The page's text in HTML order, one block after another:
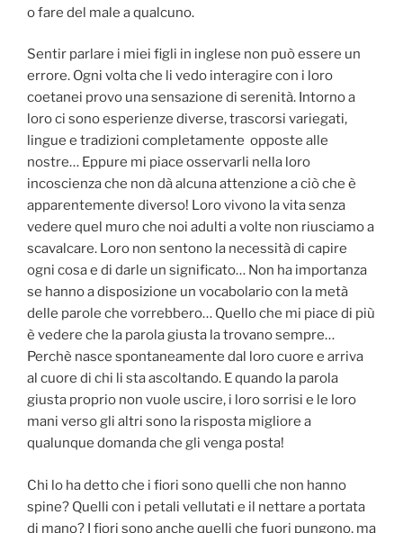
o fare del male a qualcuno.
Sentir parlare i miei figli in inglese non può essere un
errore. Ogni volta che li vedo interagire con i loro
coetanei provo una sensazione di serenità. Intorno a
loro ci sono esperienze diverse, trascorsi variegati,
lingue e tradizioni completamente opposte alle
nostre… Eppure mi piace osservarli nella loro
incoscienza che non dà alcuna attenzione a ciò che è
apparentemente diverso! Loro vivono la vita senza
vedere quel muro che noi adulti a volte non riusciamo a
scavalcare. Loro non sentono la necessità di capire
ogni cosa e di darle un significato… Non ha importanza
se hanno a disposizione un vocabolario con la metà
delle parole che vorrebbero… Quello che mi piace di più
è vedere che la parola giusta la trovano sempre…
Perchè nasce spontaneamente dal loro cuore e arriva
al cuore di chi li sta ascoltando. E quando la parola
giusta proprio non vuole uscire, i loro sorrisi e le loro
mani verso gli altri sono la risposta migliore a
qualunque domanda che gli venga posta!
Chi lo ha detto che i fiori sono quelli che non hanno
spine? Quelli con i petali vellutati e il nettare a portata
di mano? I fiori sono anche quelli che fuori pungono, ma